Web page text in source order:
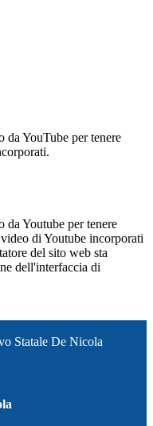
da YouTube per tenere
da Youtube per tenere
di Youtube incorporati
del sito web sta
dell'interfaccia di
Statale De Nicola